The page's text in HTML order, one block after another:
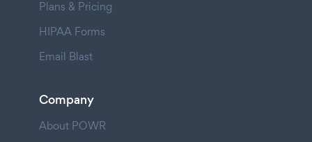
Plans & Pricing
HIPAA Forms
Email Blast
Company
About POWR